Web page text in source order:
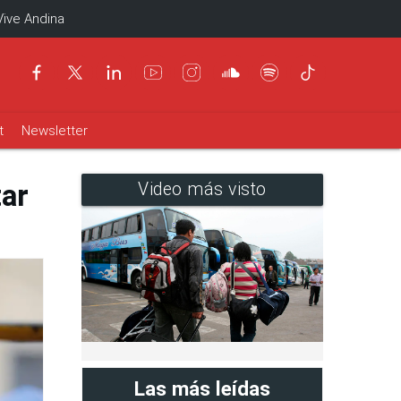
Andina
Newsletter
Video más visto
Las más leídas